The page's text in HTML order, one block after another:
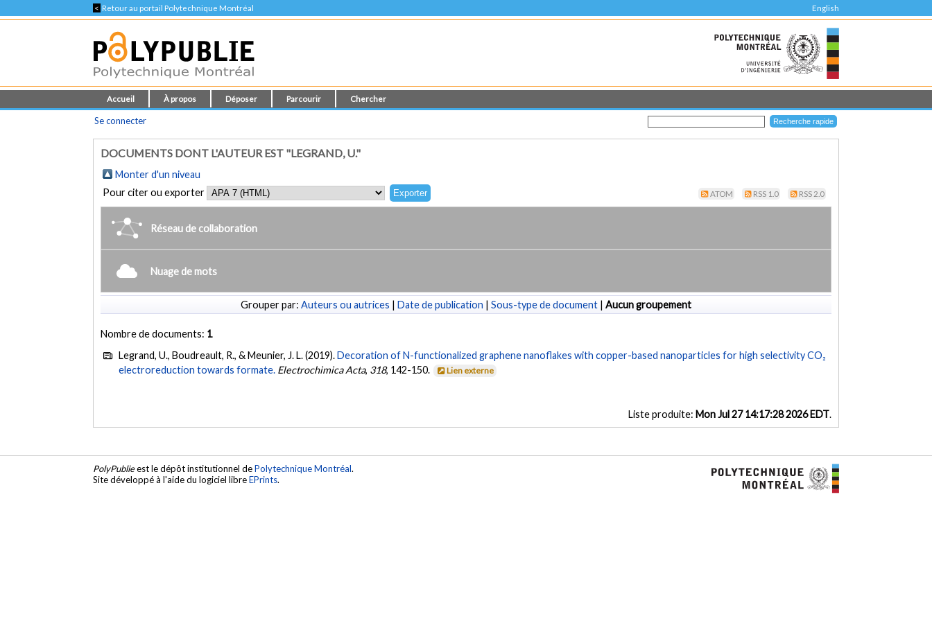
< Retour au portail Polytechnique Montréal English
Accueil À propos Déposer Parcourir Chercher
Se connecter
DOCUMENTS DONT L'AUTEUR EST "LEGRAND, U."
Monter d'un niveau
Pour citer ou exporter
ATOM RSS 1.0 RSS 2.0
Réseau de collaboration
Nuage de mots
Grouper par: Auteurs ou autrices | Date de publication | Sous-type de document | Aucun groupement
Nombre de documents: 1
Legrand, U., Boudreault, R., & Meunier, J. L. (2019).Decoration of N-functionalized graphene nanoflakes with copper-based nanoparticles for high selectivity CO₂
electroreduction towards formate. Electrochimica Acta, 318, 142-150. Lien externe
Liste produite: Mon Jul 27 14:17:28 2026 EDT.
PolyPublieest le dépôt institutionnel dePolytechnique Montréal.
Site développé à l'aide du logiciel libreEPrints.